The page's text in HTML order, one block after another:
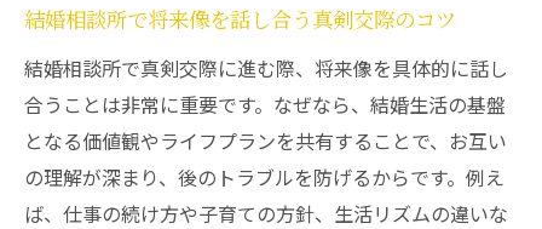
結婚相談所で将来像を話し合う真剣交際のコツ
結婚相談所で真剣交際に進む際、将来像を具体的に話し
合うことは非常に重要です。なぜなら、結婚生活の基盤
となる価値観やライフプランを共有することで、お互い
の理解が深まり、後のトラブルを防げるからです。例え
ば、仕事の続け方や子育ての方針、生活リズムの違いな